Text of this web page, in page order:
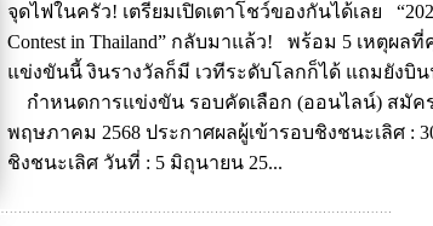
จุดไฟในครัว! เตรียมเปิดเตาโชว์ของกันได้เลย
Contest in Thailand” กลับมาแล้ว! พร้อม 5 เหตุผล
แข่งขันนี้ งินรางวัลก็มี เวทีระดับโลกก็ได้ แถมยังบิ
กำหนดการแข่งขัน รอบคัดเลือก (ออนไลน์) สมัคร
พฤษภาคม 2568 ประกาศผลผู้เข้ารอบชิงชนะเลิศ :
ชิงชนะเลิศ วันที่ : 5 มิถุนายน 25...